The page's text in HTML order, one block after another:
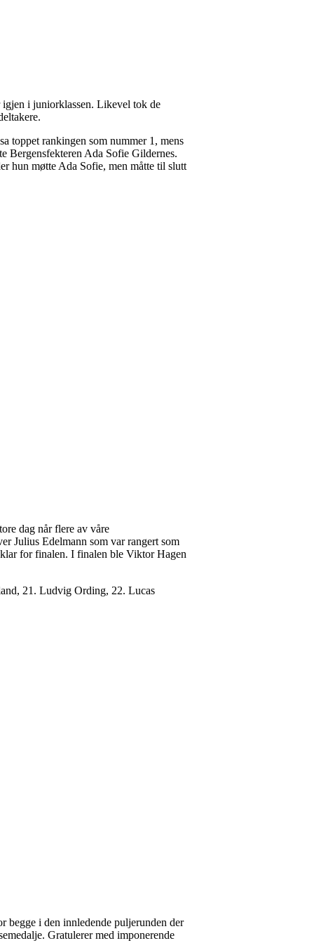
igjen i juniorklassen. Likevel tok de
toppet rankingen som nummer 1, mens
Bergensfekteren Ada Sofie Gildernes.
hun møtte Ada Sofie, men måtte til slutt
dag når flere av våre
Julius Edelmann som var rangert som
for finalen. I finalen ble Viktor Hagen
21. Ludvig Ording, 22. Lucas
begge i den innledende puljerunden der
Gratulerer med imponerende